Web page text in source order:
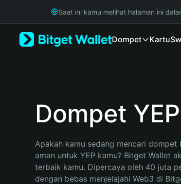
Русский
Bahasa Indonesia
Saat ini kamu melihat halaman ini
Dompet Kartu
Dompet YEP
Apakah kamu sedang mencari
aman untuk YEP kamu? Bitget Wallet
terbaik kamu. Dipercaya oleh 40 juta
dengan bebas menjelajahi Web3 di